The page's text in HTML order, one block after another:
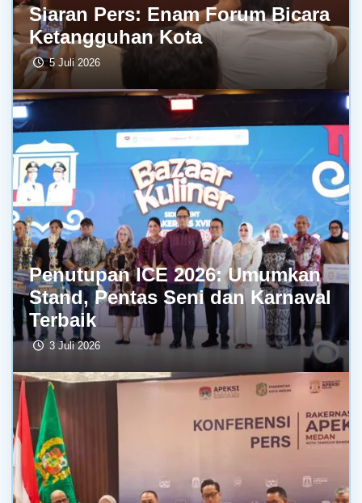
Siaran Pers: Enam Forum Bicara
Ketangguhan Kota
5 Juli 2026
Penutupan ICE 2026: Umumkan
Stand, Pentas Seni dan Karnaval
Terbaik
3 Juli 2026